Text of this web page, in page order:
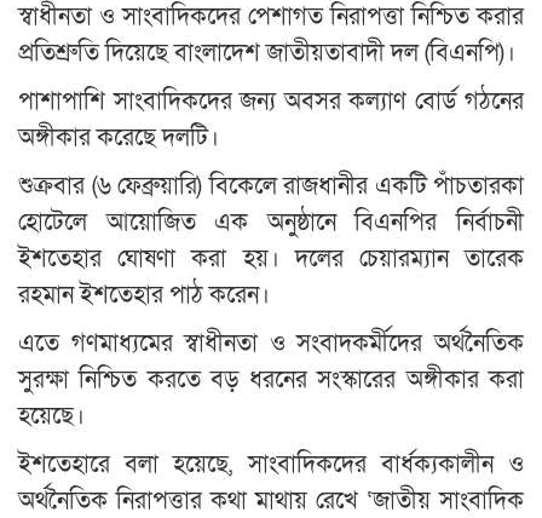
স্বাধীনতা ও সাংবাদিকদের পেশাগত নিরাপত্তা নিশ্চিত করার
প্রতিশ্রুতি দিয়েছে বাংলাদেশ জাতীয়তাবাদী দল (বিএনপি)।
পাশাপাশি সাংবাদিকদের জন্য অবসর কল্যাণ বোর্ড গঠনের
অঙ্গীকার করেছে দলটি।
শুক্রবার (৬ ফেব্রুয়ারি) বিকেলে রাজধানীর একটি পাঁচতারকা
হোটেলে আয়োজিত এক অনুষ্ঠানে বিএনপির নির্বাচনী
ইশতেহার ঘোষণা করা হয়। দলের চেয়ারম্যান তারেক
রহমান ইশতেহার পাঠ করেন।
এতে গণমাধ্যমের স্বাধীনতা ও সংবাদকর্মীদের অর্থনৈতিক
সুরক্ষা নিশ্চিত করতে বড় ধরনের সংস্কারের অঙ্গীকার করা
হয়েছে।
ইশতেহারে বলা হয়েছে, সাংবাদিকদের বার্ধক্যকালীন ও
অর্থনৈতিক নিরাপত্তার কথা মাথায় রেখে ‘জাতীয় সাংবাদিক